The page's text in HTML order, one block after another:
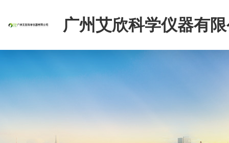
广州艾欣科学仪器有